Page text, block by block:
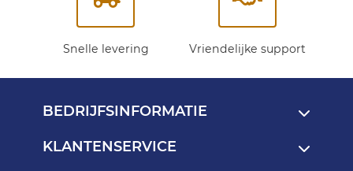
Snelle levering Vriendelijke support
BEDRIJFSINFORMATIE
KLANTENSERVICE